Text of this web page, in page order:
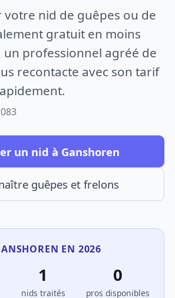
votre nid de guêpes ou de
gratuit en moins
professionnel agréé de
recontacte avec son tarif
un nid à Ganshoren
guêpes et frelons
EN 2026
1
nids traités
0
pros disponibles